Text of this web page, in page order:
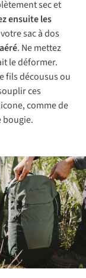
sec et
ensuite les
sac à dos
. Ne mettez
le déformer.
fils décousus ou
ces
comme de
bougie.